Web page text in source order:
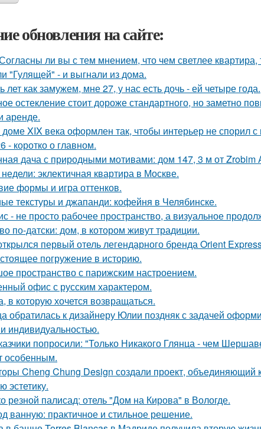
обновления на сайте:
ли вы с тем мнением, что чем светлее
"Гулящей" - и выгнали из дома.
лет как замужем, мне 27, у нас есть дочь - ей четыре года.
остекление стоит дороже стандартного, но заметно
аренде.
XIX века оформлен так, чтобы интерьер не спорил с
- коротко о главном.
дача с природными мотивами: дом 147, 3 м от Zrobim
эклектичная квартира в Москве.
формы и игра оттенков.
текстуры и джапанди: кофейня в Челябинске.
- не просто рабочее пространство, а визуальное
по-датски: дом, в котором живут традиции.
первый отель легендарного бренда Orient
погружение в историю.
пространство с парижским настроением.
офис с русским характером.
в которую хочется возвращаться.
обратилась к дизайнеру Юлии поздняк с задачей
индивидуальностью.
попросили: "Только Никакого Глянца - чем
особенным.
Cheng Chung Design создали проект, объединяющий
эстетику.
резной палисад: отель "Дом на Кирова" в Вологде.
ванную: практичное и стильное решение.